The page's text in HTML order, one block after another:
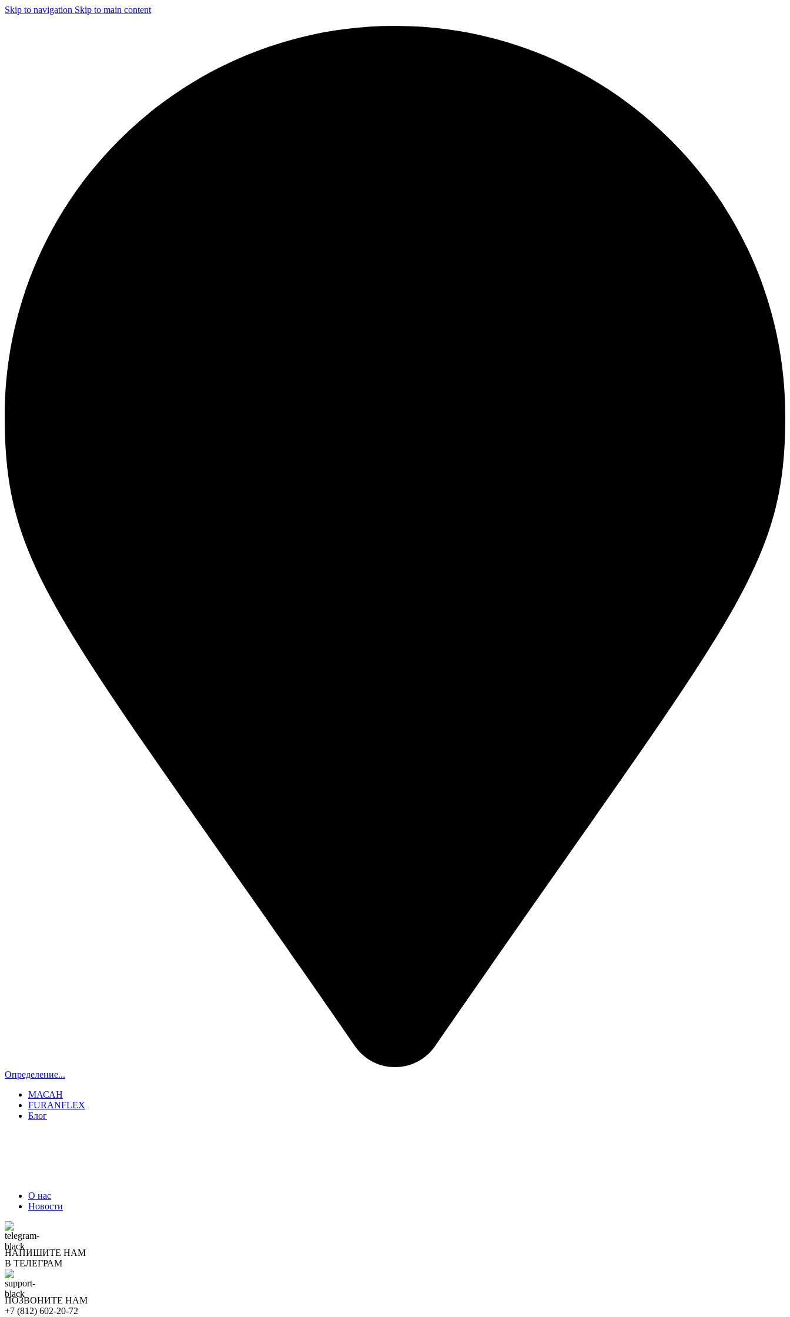
Skip to navigation Skip to main content
Определение...
МАСАН
FURANFLEX
Блог
О нас
Новости
НАПИШИТЕ НАМ
В ТЕЛЕГРАМ
ПОЗВОНИТЕ НАМ
+7 (812) 602-20-72